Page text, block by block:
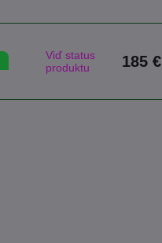
Viď status
produktu
185 €